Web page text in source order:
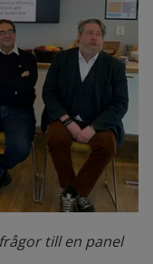
till en panel